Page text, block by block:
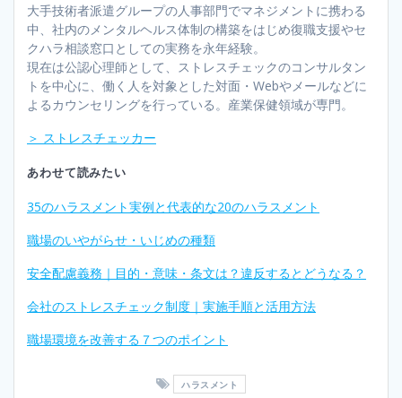
大手技術者派遣グループの人事部門でマネジメントに携わる
中、社内のメンタルヘルス体制の構築をはじめ復職支援やセ
クハラ相談窓口としての実務を永年経験。
現在は公認心理師として、ストレスチェックのコンサルタン
トを中心に、働く人を対象とした対面・Webやメールなどに
よるカウンセリングを行っている。産業保健領域が専門。
＞ ストレスチェッカー
あわせて読みたい
35のハラスメント実例と代表的な20のハラスメント
職場のいやがらせ・いじめの種類
安全配慮義務｜目的・意味・条文は？違反するとどうなる？
会社のストレスチェック制度｜実施手順と活用方法
職場環境を改善する７つのポイント
ハラスメント